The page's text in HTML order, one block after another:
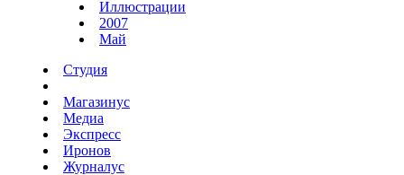
Иллюстрации
2007
Май
Студия
Магазинус
Медиа
Экспресс
Иронов
Журналус